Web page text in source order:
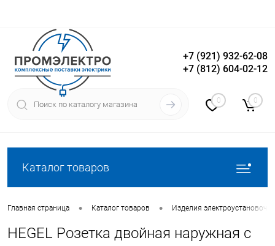
Вход Регистрация
+7 (921) 932-62-08
+7 (812) 604-02-12
0 0
Каталог товаров
Главная страница • Каталог товаров • Изделия
HEGEL Розетка двойная наружная с